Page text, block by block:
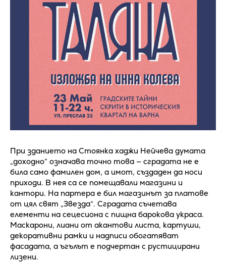
При зданието на Стоянка хаджи Нейчева думата
„доходно“ означава точно това — сградата не е
била само фамилен дом, а имот, създаден да носи
приходи. В нея са се помещавали магазини и
кантори. На партера е бил магазинът за платове
от цял свят „Звезда“. Сградата съчетава
елементи на сецесиона с пищна барокова украса.
Маскарони, лиани от акантови листа, картуши,
декоративни рамки и надписи обогатяват
фасадата, а ъгълът е подчертан с рустицирани
лизени.